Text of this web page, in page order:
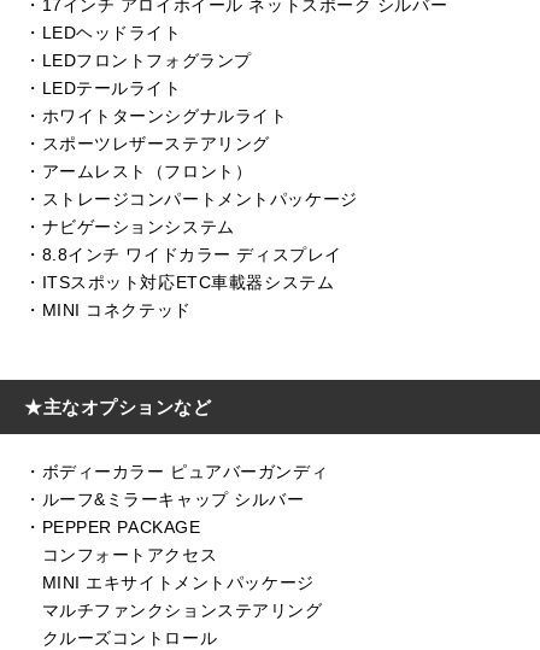
・17インチ アロイホイール ネットスポーク シルバー
・LEDヘッドライト
・LEDフロントフォグランプ
・LEDテールライト
・ホワイトターンシグナルライト
・スポーツレザーステアリング
・アームレスト（フロント）
・ストレージコンパートメントパッケージ
・ナビゲーションシステム
・8.8インチ ワイドカラー ディスプレイ
・ITSスポット対応ETC車載器システム
・MINI コネクテッド
★主なオプションなど
・ボディーカラー ピュアバーガンディ
・ルーフ&ミラーキャップ シルバー
・PEPPER PACKAGE
コンフォートアクセス
MINI エキサイトメントパッケージ
マルチファンクションステアリング
クルーズコントロール